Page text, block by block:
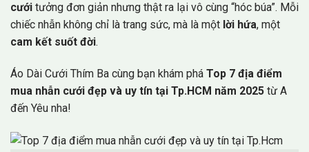
cưới tưởng đơn giản nhưng thật ra lại vô cùng “hóc búa”. Mỗi
chiếc nhẫn không chỉ là trang sức, mà là một lời hứa, một
cam kết suốt đời.
Áo Dài Cưới Thím Ba cùng bạn khám phá Top 7 địa điểm
mua nhẫn cưới đẹp và uy tín tại Tp.HCM năm 2025 từ A
đến Yêu nha!